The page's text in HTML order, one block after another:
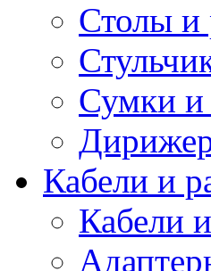
Столы и
Сумки и
Кабели и
Кабели